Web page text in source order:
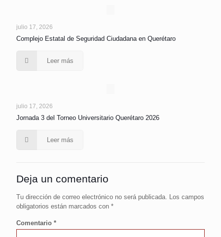
julio 17, 2026
Complejo Estatal de Seguridad Ciudadana en Querétaro
Leer más
julio 17, 2026
Jornada 3 del Torneo Universitario Querétaro 2026
Leer más
Deja un comentario
Tu dirección de correo electrónico no será publicada. Los campos
obligatorios están marcados con *
Comentario *